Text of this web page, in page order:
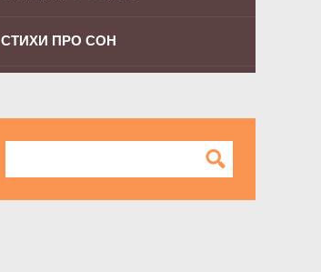
СТИХИ ПРО СОН